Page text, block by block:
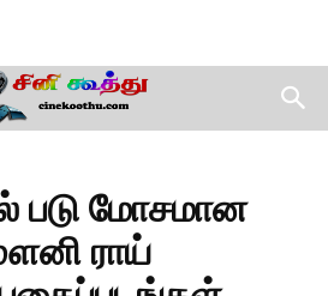
படு மோசமான
ராய்